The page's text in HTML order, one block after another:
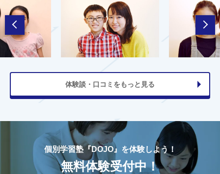
体験談・口コミをもっと見る
個別学習塾『DOJO』を体験しよう！
無料体験受付中！